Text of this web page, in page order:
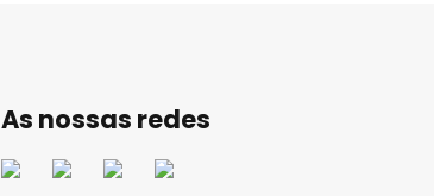
As nossas redes